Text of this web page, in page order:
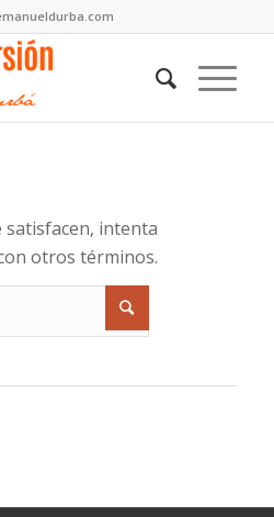
satisfacen, intenta
otros términos.